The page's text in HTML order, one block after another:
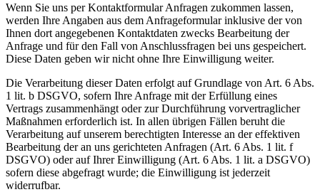
Wenn Sie uns per Kontaktformular Anfragen zukommen lassen,
werden Ihre Angaben aus dem Anfrageformular inklusive der von
Ihnen dort angegebenen Kontaktdaten zwecks Bearbeitung der
Anfrage und für den Fall von Anschlussfragen bei uns gespeichert.
Diese Daten geben wir nicht ohne Ihre Einwilligung weiter.
Die Verarbeitung dieser Daten erfolgt auf Grundlage von Art. 6 Abs.
1 lit. b DSGVO, sofern Ihre Anfrage mit der Erfüllung eines
Vertrags zusammenhängt oder zur Durchführung vorvertraglicher
Maßnahmen erforderlich ist. In allen übrigen Fällen beruht die
Verarbeitung auf unserem berechtigten Interesse an der effektiven
Bearbeitung der an uns gerichteten Anfragen (Art. 6 Abs. 1 lit. f
DSGVO) oder auf Ihrer Einwilligung (Art. 6 Abs. 1 lit. a DSGVO)
sofern diese abgefragt wurde; die Einwilligung ist jederzeit
widerrufbar.